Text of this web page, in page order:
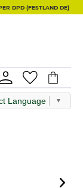
DPD (FESTLAND DE)
Language ▼